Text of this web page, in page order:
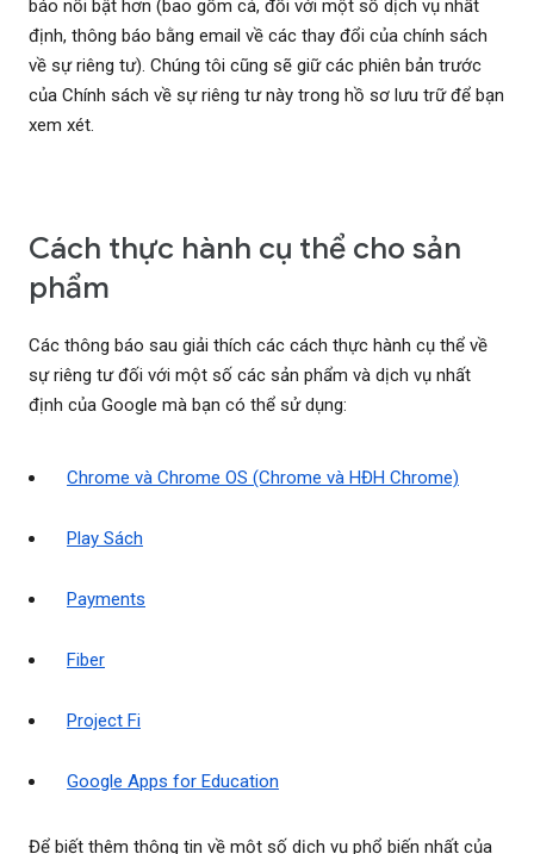
báo nổi bật hơn (bao gồm cả, đối với một số dịch vụ nhất
định, thông báo bằng email về các thay đổi của chính sách
về sự riêng tư). Chúng tôi cũng sẽ giữ các phiên bản trước
của Chính sách về sự riêng tư này trong hồ sơ lưu trữ để bạn
xem xét.
Cách thực hành cụ thể cho sản
phẩm
Các thông báo sau giải thích các cách thực hành cụ thể về
sự riêng tư đối với một số các sản phẩm và dịch vụ nhất
định của Google mà bạn có thể sử dụng:
Chrome và Chrome OS (Chrome và HĐH Chrome)
Play Sách
Payments
Fiber
Project Fi
Google Apps for Education
Để biết thêm thông tin về một số dịch vụ phổ biến nhất của